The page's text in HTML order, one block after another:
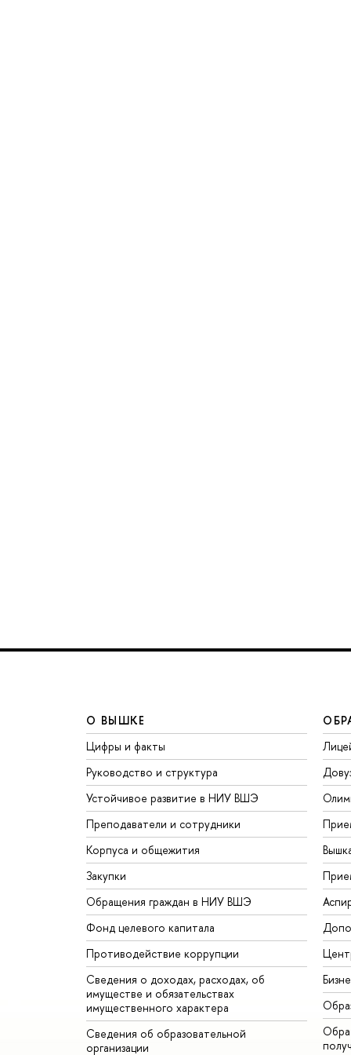
О ВЫШКЕ
Цифры и факты
Руководство и структура
Устойчивое развитие в НИУ ВШЭ
Преподаватели и сотрудники
Корпуса и общежития
Закупки
Обращения граждан в НИУ ВШЭ
Фонд целевого капитала
Противодействие коррупции
Сведения о доходах, расходах, об
имуществе и обязательствах
имущественного характера
Сведения об образовательной
организации